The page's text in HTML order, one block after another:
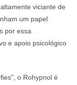
viciante de
um papel
por essa
e apoio psicológico
o Rohypnol é